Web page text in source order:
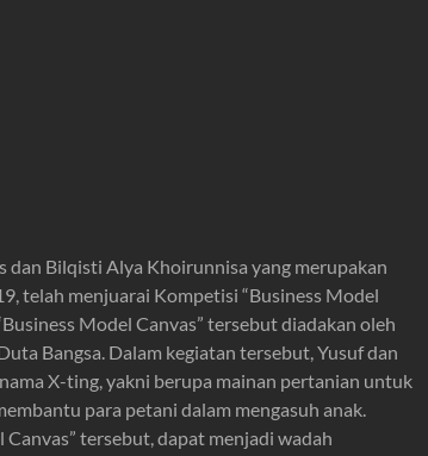
dan Bilqisti Alya Khoirunnisa yang merupakan
telah menjuarai Kompetisi “Business Model
Model Canvas” tersebut diadakan oleh
Bangsa. Dalam kegiatan tersebut, Yusuf dan
X-ting, yakni berupa mainan pertanian untuk
para petani dalam mengasuh anak.
tersebut, dapat menjadi wadah